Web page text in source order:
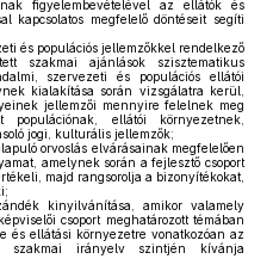
figyelembevételével az ellátók és
kapcsolatos megfelelő döntéseit segíti
és populációs jellemzőkkel rendelkező
szakmai ajánlások szisztematikus
szervezeti és populációs ellátói
kialakítása során vizsgálatra kerül,
jellemzői mennyire felelnek meg
ellátói környezetnek,
jogi, kulturális jellemzők;
orvoslás elvárásainak megfelelően
amelynek során a fejlesztő csoport
majd rangsorolja a bizonyítékokat,
kinyilvánítása, amikor valamely
csoport meghatározott témában
és ellátási környezetre vonatkozóan az
szakmai irányelv szintjén kívánja